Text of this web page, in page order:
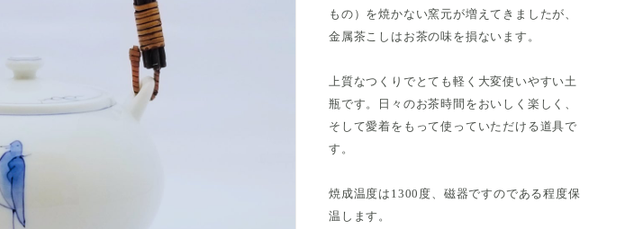
もの）を焼かない窯元が増えてきましたが、
金属茶こしはお茶の味を損ないます。
上質なつくりでとても軽く大変使いやすい土
瓶です。日々のお茶時間をおいしく楽しく、
そして愛着をもって使っていただける道具で
す。
焼成温度は1300度、磁器ですのである程度保
温します。